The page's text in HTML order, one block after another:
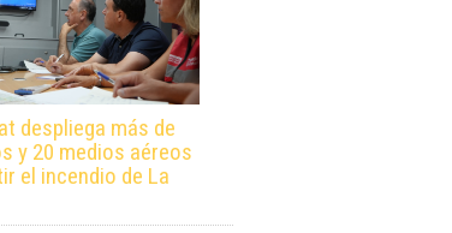
despliega más de
y 20 medios aéreos
el incendio de La